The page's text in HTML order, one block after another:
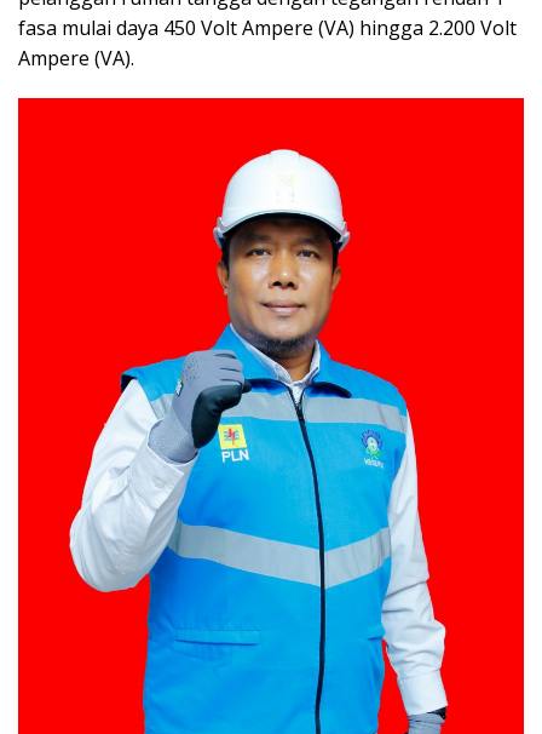
fasa mulai daya 450 Volt Ampere (VA) hingga 2.200 Volt
Ampere (VA).